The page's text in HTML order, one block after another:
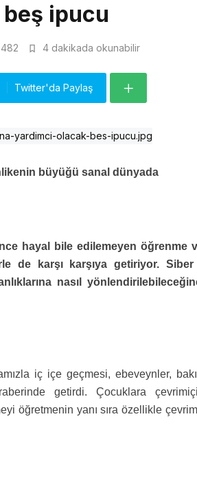
beş ipucu
482 4 dakikada okunabilir
Twitter'da Paylaş
büyüğü sanal dünyada
hayal bile edilemeyen öğrenme
de karşı karşıya getiriyor.
nasıl
iç içe geçmesi, ebeveynler,
getirdi. Çocuklara
öğretmenin yanı sıra özellikle